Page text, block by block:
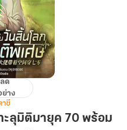
ลด
ย่าง
ซี
ะลุมิติมายุค 70 พร้อม